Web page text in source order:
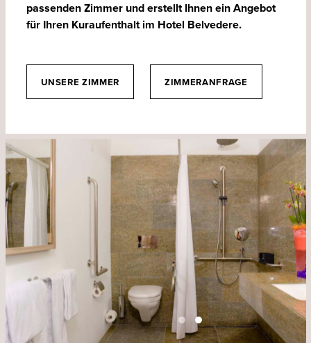
passenden Zimmer und erstellt Ihnen ein Angebot
für Ihren Kuraufenthalt im Hotel Belvedere.
UNSERE ZIMMER ZIMMERANFRAGE